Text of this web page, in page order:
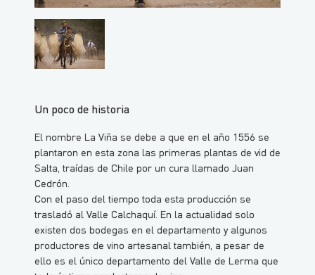
Un poco de historia
El nombre La Viña se debe a que en el año 1556 se
plantaron en esta zona las primeras plantas de vid de
Salta, traídas de Chile por un cura llamado Juan
Cedrón.
Con el paso del tiempo toda esta producción se
trasladó al Valle Calchaquí. En la actualidad solo
existen dos bodegas en el departamento y algunos
productores de vino artesanal también, a pesar de
ello es el único departamento del Valle de Lerma que